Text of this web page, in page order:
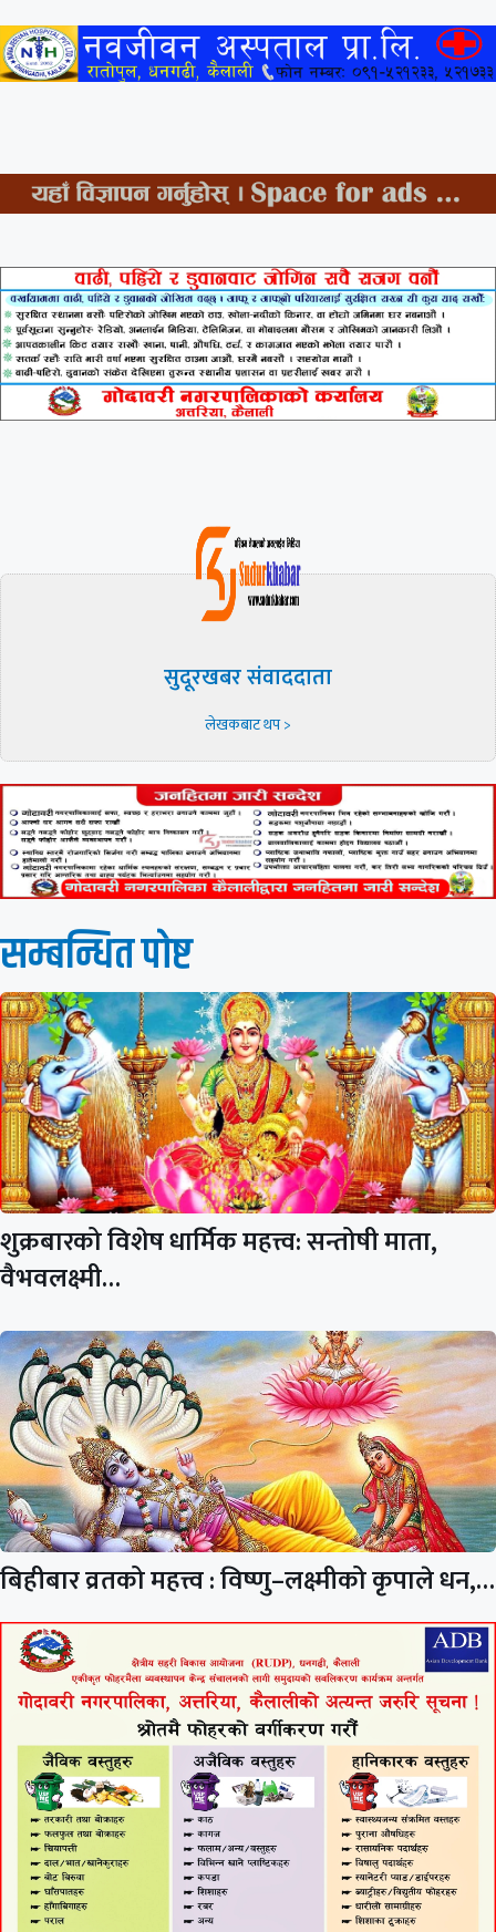
सुदूरखबर संवाददाता
लेखकबाट थप >
सम्बन्धित पाेष्ट
शुक्रबारको विशेष धार्मिक महत्त्व: सन्तोषी माता,
वैभवलक्ष्मी…
बिहीबार व्रतको महत्त्व : विष्णु–लक्ष्मीको कृपाले धन,…